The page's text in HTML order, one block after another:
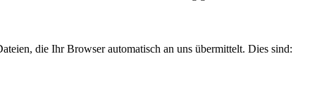
die Ihr Browser automatisch an uns übermittelt. Dies sind: